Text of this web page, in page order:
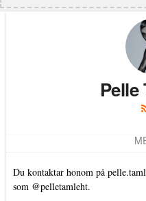
Pelle
Du kontaktar honom på
som @pelletamleht.